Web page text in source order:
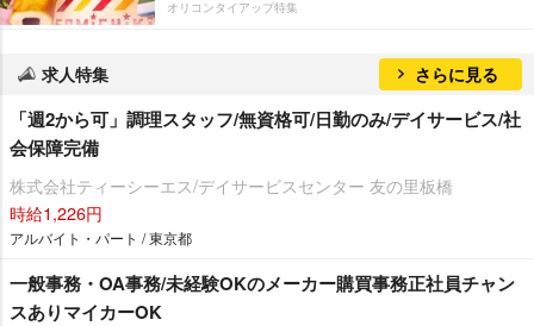
オリコンタイアップ特集
求人特集 さらに見る
「週2から可」調理スタッフ/無資格可/日勤のみ/デイサービス/社
会保障完備
株式会社ティーシーエス/デイサービスセンター 友の里板橋
時給1,226円
アルバイト・パート / 東京都
一般事務・OA事務/未経験OKのメーカー購買事務正社員チャン
スありマイカーOK